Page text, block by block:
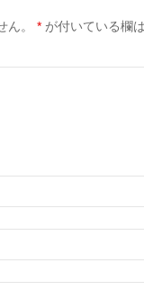
。 * が付いている欄